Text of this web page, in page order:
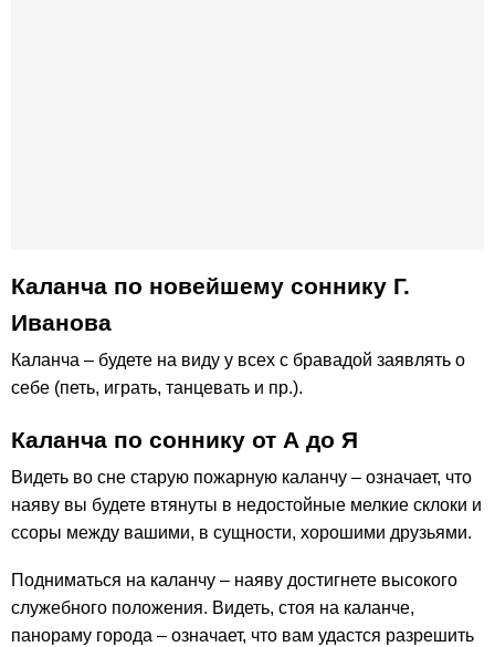
Каланча по новейшему соннику Г.
Иванова
Каланча – будете на виду у всех с бравадой заявлять о
себе (петь, играть, танцевать и пр.).
Каланча по соннику от А до Я
Видеть во сне старую пожарную каланчу – означает, что
наяву вы будете втянуты в недостойные мелкие склоки и
ссоры между вашими, в сущности, хорошими друзьями.
Подниматься на каланчу – наяву достигнете высокого
служебного положения. Видеть, стоя на каланче,
панораму города – означает, что вам удастся разрешить